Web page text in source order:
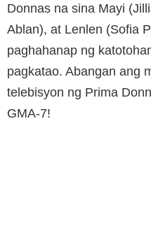
Donnas na sina Mayi
Ablan), at Lenlen (Sofia
paghahanap ng
pagkatao. Abangan ang
telebisyon ng Prima
GMA-7!